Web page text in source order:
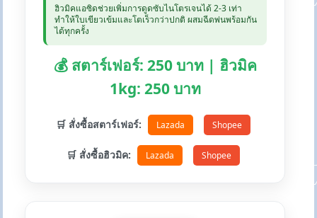
ฮิวมิคแอซิดช่วยเพิ่มการดูดซับไนโตรเจนได้ 2-3 เท่า
ทำให้ใบเขียวเข้มและโตเร็วกว่าปกติ ผสมฉีดพ่นพร้อมกัน
ได้ทุกครั้ง
💰 สตาร์เฟอร์: 250 บาท | ฮิวมิค
1kg: 250 บาท
🛒 สั่งซื้อสตาร์เฟอร์: Lazada Shopee
🛒 สั่งซื้อฮิวมิค: Lazada Shopee